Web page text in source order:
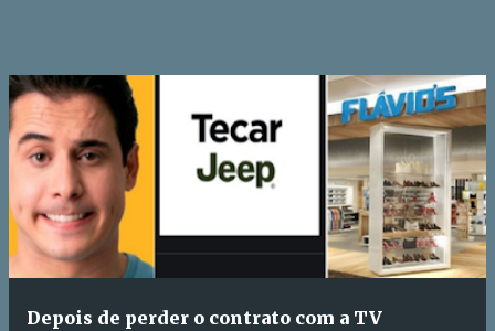
Depois de perder o contrato com a TV